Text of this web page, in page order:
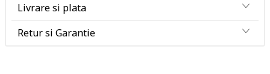
Livrare si plata
Retur si Garantie